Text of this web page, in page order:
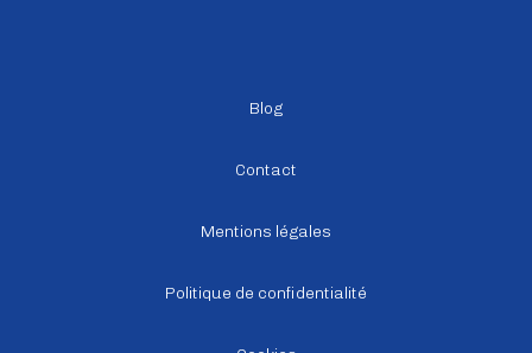
Blog
Contact
Mentions légales
Politique de confidentialité